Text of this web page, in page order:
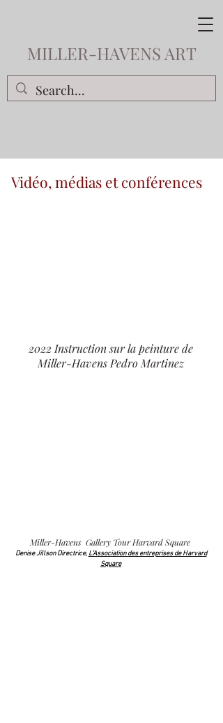
MILLER-HAVENS ART
Vidéo, médias et conférences
2022 Instruction sur la peinture de
Miller-Havens Pedro Martinez
Miller-Havens Gallery Tour Harvard Square
Denise Jillson Directrice, L'Association des entreprises de Harvard
Square